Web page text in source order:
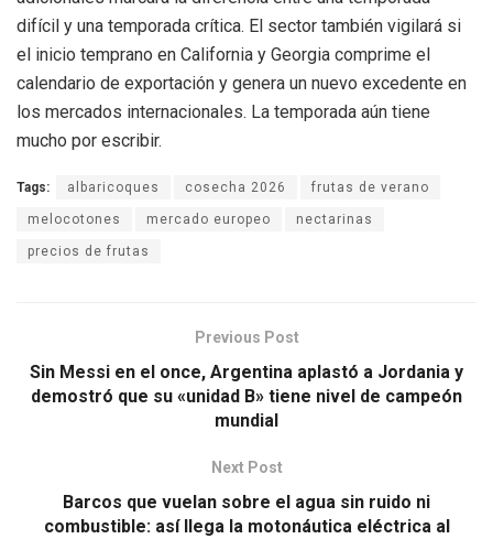
difícil y una temporada crítica. El sector también vigilará si
el inicio temprano en California y Georgia comprime el
calendario de exportación y genera un nuevo excedente en
los mercados internacionales. La temporada aún tiene
mucho por escribir.
Tags: albaricoques cosecha 2026 frutas de verano
melocotones mercado europeo nectarinas
precios de frutas
Previous Post
Sin Messi en el once, Argentina aplastó a Jordania y
demostró que su «unidad B» tiene nivel de campeón
mundial
Next Post
Barcos que vuelan sobre el agua sin ruido ni
combustible: así llega la motonáutica eléctrica al